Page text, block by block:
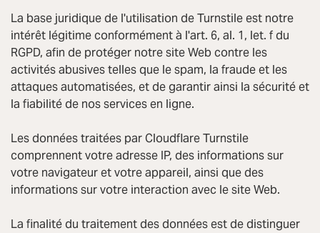
La base juridique de l'utilisation de Turnstile est notre
intérêt légitime conformément à l'art. 6, al. 1, let. f du
RGPD, afin de protéger notre site Web contre les
activités abusives telles que le spam, la fraude et les
attaques automatisées, et de garantir ainsi la sécurité et
la fiabilité de nos services en ligne.
Les données traitées par Cloudflare Turnstile
comprennent votre adresse IP, des informations sur
votre navigateur et votre appareil, ainsi que des
informations sur votre interaction avec le site Web.
La finalité du traitement des données est de distinguer